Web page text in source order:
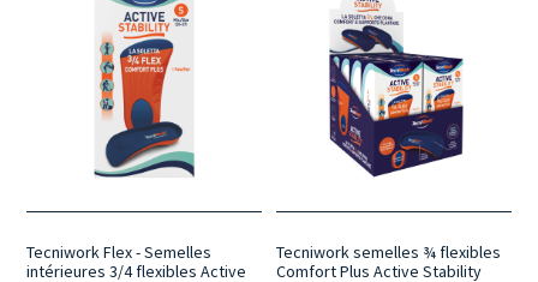
Tecniwork Flex - Semelles
intérieures 3/4 flexibles Active
Tecniwork semelles ¾ flexibles
Comfort Plus Active Stability